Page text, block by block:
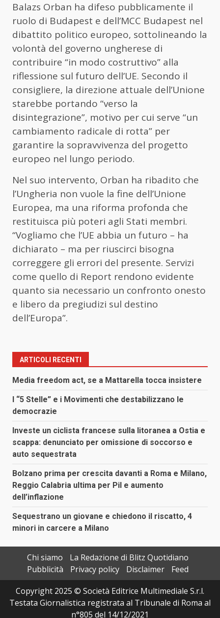
Balazs Orban ha difeso pubblicamente il
ruolo di Budapest e dell’MCC Budapest nel
dibattito politico europeo, sottolineando la
volontà del governo ungherese di
contribuire “in modo costruttivo” alla
riflessione sul futuro dell’UE. Secondo il
consigliere, la direzione attuale dell’Unione
starebbe portando “verso la
disintegrazione”, motivo per cui serve “un
cambiamento radicale di rotta” per
garantire la sopravvivenza del progetto
europeo nel lungo periodo.
Nel suo intervento, Orban ha ribadito che
l’Ungheria non vuole la fine dell’Unione
Europea, ma una riforma profonda che
restituisca più poteri agli Stati membri.
“Vogliamo che l’UE abbia un futuro – ha
dichiarato – ma per riuscirci bisogna
correggere gli errori del presente. Servizi
come quello di Report rendono evidente
quanto sia necessario un confronto onesto
e libero da pregiudizi sul destino
dell’Europa”.
ARTICOLI RECENTI
Media freedom act, se a Mattarella tocca insistere
I “5 Stelle” e i Movimenti che destabilizzano le
democrazie
Investe un ciclista francese sulla litoranea a Ostia e
scappa: denunciato per omissione di soccorso e
auto sequestrata
Bolzano prima per crescita davanti a Roma e Milano,
Reggio Calabria ultima per Pil e aumento
dell’inflazione
Sequestrano un giovane e chiedono il riscatto, 4
minori in carcere a Milano
Chi siamo
La Redazione di Blitz Quotidiano
Pubblicità
Privacy policy Disclaimer
Feed
Copyright 2025 © Società Editrice Multimediale S.r.l.
Testata Giornalistica registrata al Tribunale di Roma al
n°805 del 14/12/2021